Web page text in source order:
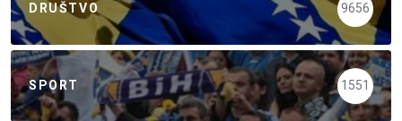
DRUŠTVO 9656
SPORT 1551